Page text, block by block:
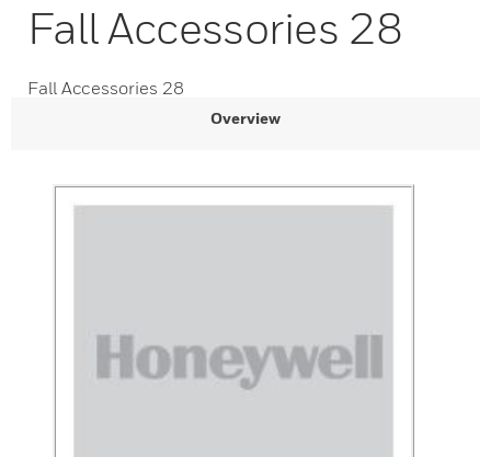
Fall Accessories 28
Fall Accessories 28
Overview